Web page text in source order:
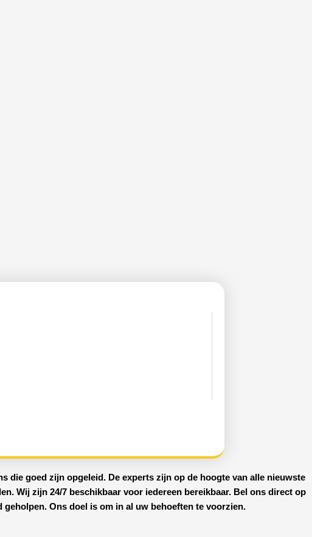
die goed zijn opgeleid. De experts zijn op de hoogte van alle nieuwste
Wij zijn 24/7 beschikbaar voor iedereen bereikbaar. Bel ons direct op
Ons doel is om in al uw behoeften te voorzien.